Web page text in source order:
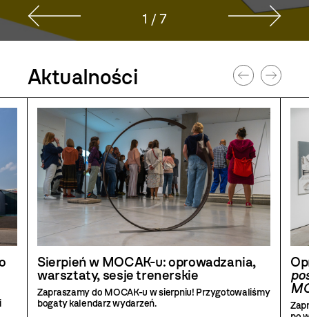
2 / 7
Strona
głowna
Aktualności
Sierpień w MOCAK-u: oprowadzania,
warsztaty, sesje trenerskie
Zapraszamy do MOCAK-u w sierpniu! Przygotowaliśmy
bogaty kalendarz wydarzeń.